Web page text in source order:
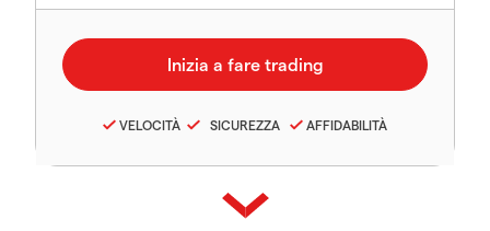
VELOCITÀ SICUREZZA AFFIDABILITÀ